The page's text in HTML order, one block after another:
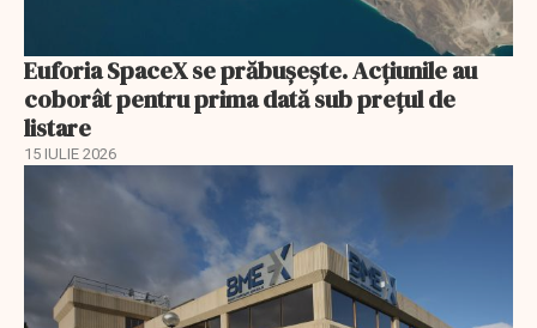
Euforia SpaceX se prăbușește. Acțiunile au
coborât pentru prima dată sub prețul de
listare
15 IULIE 2026